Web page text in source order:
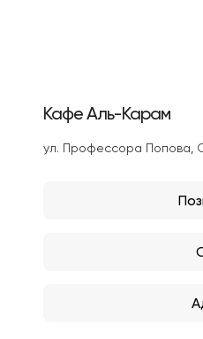
ул. Профессора Попова,
Кафе Аль-Карам